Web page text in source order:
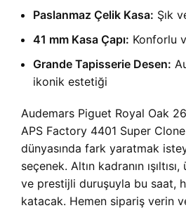
Paslanmaz Çelik Kasa: Şık
41 mm Kasa Çapı: Konforlu
Grande Tapisserie Desen:
ikonik estetiği
Audemars Piguet Royal Oak
APS Factory 4401 Super
dünyasında fark yaratmak
seçenek. Altın kadranın
ve prestijli duruşuyla bu saat,
katacak. Hemen sipariş verin